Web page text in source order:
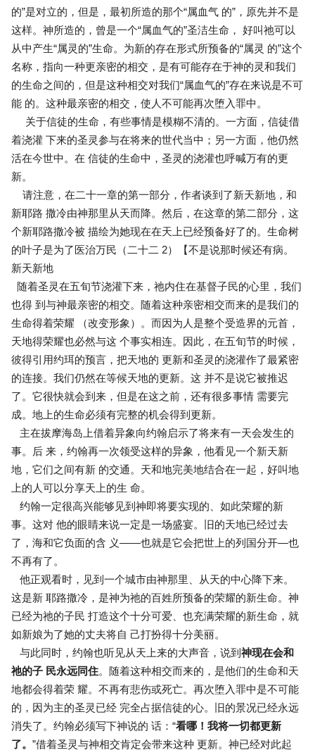
的”是对立的，但是，最初所造的那个“属血气 的”，原先并不是
这样。神所造的，曾是一个“属血气的”圣洁生命， 好叫祂可以
从中产生“属灵的”生命。为新的存在形式所预备的“属灵 的”这个
名称，指向一种更亲密的相交，是有可能存在于神的灵和我们
的生命之间的，但是这种相交对我们“属血气的”存在来说是不可
能 的。这种最亲密的相交，使人不可能再次堕入罪中。
关于信徒的生命，有些事情是模糊不清的。一方面，信徒借
着浇灌 下来的圣灵参与在将来的世代当中；另一方面，他仍然
活在今世中。在 信徒的生命中，圣灵的浇灌也呼喊万有的更
新。
请注意，在二十一章的第一部分，作者谈到了新天新地，和
新耶路 撒冷由神那里从天而降。然后，在这章的第二部分，这
个新耶路撒冷被 描绘为她现在在天上已经预备好了的。生命树
的叶子是为了医治万民（二十二 2）【不是说那时候还有病。
新天新地
随着圣灵在五旬节浇灌下来，祂内住在基督子民的心里，我们
也得 到与神最亲密的相交。随着这种亲密相交而来的是我们的
生命得着荣耀 （改变形象）。而因为人是整个受造界的元首，
天地得荣耀也必然与这 个事实相连。因此，在五旬节的时候，
彼得引用约珥的预言，把天地的 更新和圣灵的浇灌作了最紧密
的连接。我们仍然在等候天地的更新。这 并不是说它被推迟
了。它很快就会到来，但是在这之前，还有很多事情 需要完
成。地上的生命必须有完整的机会得到更新。
主在拔摩海岛上借着异象向约翰启示了将来有一天会发生的
事。后 来，约翰再一次领受这样的异象，他看见一个新天新
地，它们之间有新 的交通。天和地完美地结合在一起，好叫地
上的人可以分享天上的生 命。
约翰一定很高兴能够见到神即将要实现的、如此荣耀的新
事。这对 他的眼睛来说一定是一场盛宴。旧的天地已经过去
了，海和它负面的含 义——也就是它会把世上的列国分开—也
不再有了。
他正观看时，见到一个城市由神那里、从天的中心降下来。
这是新 耶路撒冷，是神为祂的百姓所预备的荣耀的新生命。神
已经为祂的子民 打造这个十分可爱、也充满荣耀的新生命，就
如新娘为了她的丈夫将自 己打扮得十分美丽。
与此同时，约翰也听见从天上来的大声音，说到 神现在会和
祂的子 民永远同住。随着这种相交而来的，是他们的生命和天
地都会得着荣 耀。不再有悲伤或死亡。再次堕入罪中是不可能
的，因为主的圣灵已经 完全占据信徒的心。旧的景况已经永远
消失了。约翰必须写下神说的 话：“看哪！我将一切都更新
了。 ”借着圣灵与神相交肯定会带来这种 更新。神已经对此起